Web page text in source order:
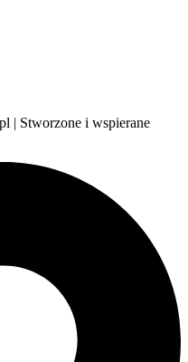
| Stworzone i wspierane